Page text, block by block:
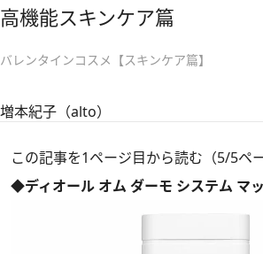
高機能スキンケア篇
バレンタインコスメ【スキンケア篇】
増本紀子（alto）
この記事を1ページ目から読む（5/5ペー
◆ディオール オム ダーモ システム マ